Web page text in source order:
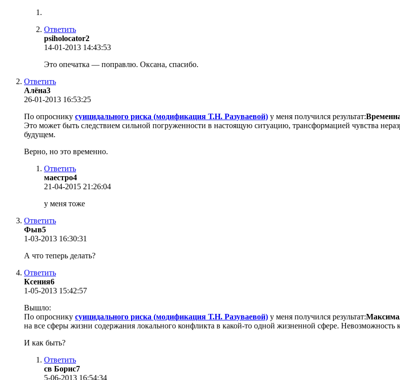
Ответить
psiholocator2
14-01-2013 14:43:53
Это опечатка — поправлю. Оксана, спасибо.
Ответить
Алёна3
26-01-2013 16:53:25
По опроснику суицидального риска (модификация Т.Н. Разуваевой) у меня получился результат:
Это может быть следствием сильной погруженности в настоящую ситуацию, трансформацией чувства
будущем.
Верно, но это временно.
Ответить
маестро4
21-04-2015 21:26:04
у меня тоже
Ответить
Фыв5
1-03-2013 16:30:31
А что теперь делать?
Ответить
Ксения6
1-05-2013 15:42:57
Вышло:
По опроснику суицидального риска (модификация Т.Н. Разуваевой) у меня получился результат:
на все сферы жизни содержания локального конфликта в какой-то одной жизненной сфере.
И как быть?
Ответить
св Борис7
5-06-2013 16:54:34